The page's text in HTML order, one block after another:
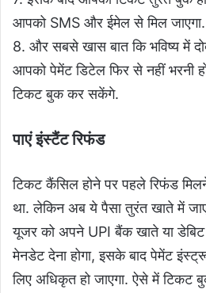
आपको SMS और ईमेल से मिल जाएगा.
8. और सबसे खास बात कि भविष्य में
आपको पेमेंट डिटेल फिर से नहीं भरनी
टिकट बुक कर सकेंगे.
पाएं इंस्टैंट रिफंड
टिकट कैंसिल होने पर पहले रिफंड
था. लेकिन अब ये पैसा तुरंत खाते में
यूजर को अपने UPI बैंक खाते या डेबिट
मेनडेट देना होगा, इसके बाद पेमेंट
लिए अधिकृत हो जाएगा. ऐसे में